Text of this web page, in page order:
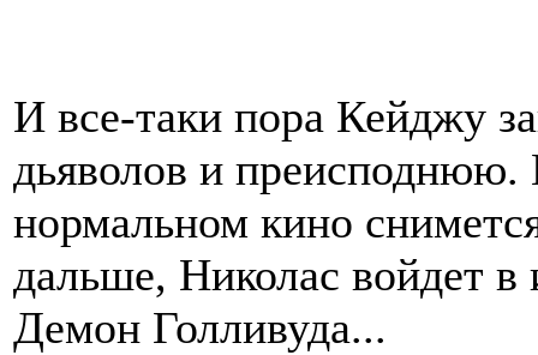
И все-таки пора Кейджу
дьяволов и преисподнюю.
нормальном кино
дальше, Николас войдет
Демон Голливуда...